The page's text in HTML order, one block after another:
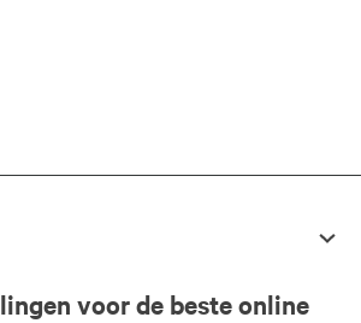
voor de beste online